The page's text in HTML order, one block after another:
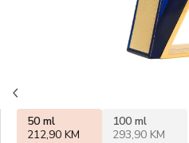
50 ml
212,90 KM
100 ml
293,90 KM